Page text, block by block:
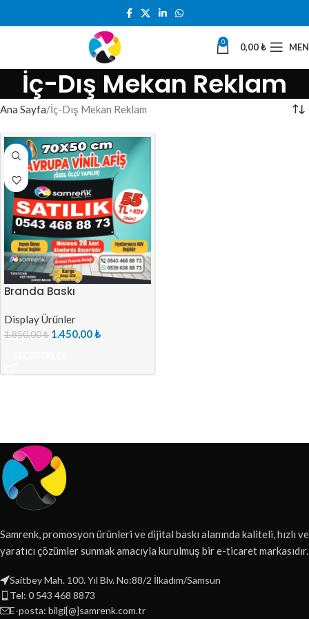
0 0,00₺
İç-Dış Mekan Reklam
Ana Sayfa İç-Dış Mekan Reklam
-22%
Branda Baskı
Display Ürünler
1.850,00₺ 1.450,00₺
Samrenk, promosyon ürünleri ve dijital baskı alanında kaliteli, hızlı ve
yaratıcı çözümler sunmak amacıyla kurulmuş bir e-ticaret markasıdır.
Saitbey Mah. 100. Yıl Blv. No:88/2 İlkadım/Samsun
Tel: 0 543 468 8873
E-posta: bilgi[@]samrenk.com.tr